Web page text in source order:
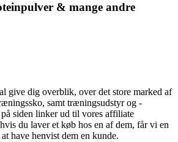
& mange andre
give dig overblik, over det store marked af
samt træningsudstyr og -
siden linker ud til vores affiliate
du laver et køb hos en af dem, får vi en
have henvist dem en kunde.